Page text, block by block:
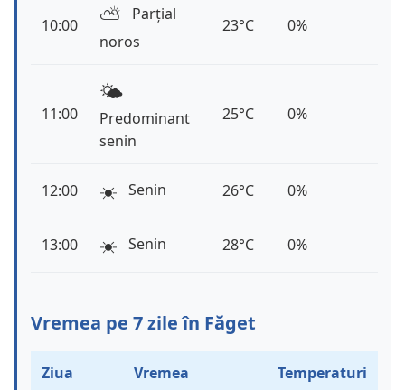
10:00 ⛅️
Parțial
noros
23°C 0%
11:00
🌤️
Predominant
senin
25°C 0%
12:00 ☀️ Senin 26°C 0%
13:00 ☀️ Senin 28°C 0%
Vremea pe 7 zile în Făget
Ziua Vremea Temperaturi